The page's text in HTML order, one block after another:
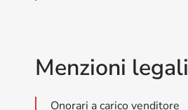
Menzioni legali
Onorari a carico venditore